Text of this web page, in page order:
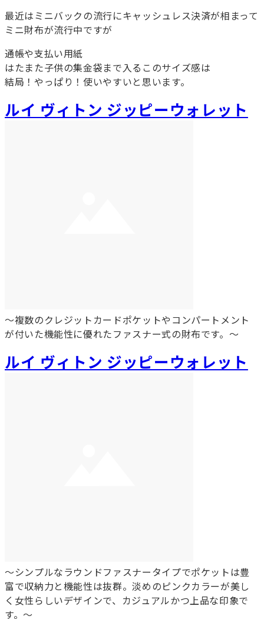
最近はミニバックの流行にキャッシュレス決済が相まって
ミニ財布が流行中ですが
通帳や支払い用紙
はたまた子供の集金袋まで入るこのサイズ感は
結局！やっぱり！使いやすいと思います。
ルイ ヴィトン ジッピーウォレット
～複数のクレジットカードポケットやコンパートメント
が付いた機能性に優れたファスナー式の財布です。～
ルイ ヴィトン ジッピーウォレット
～シンプルなラウンドファスナータイプでポケットは豊
富で収納力と機能性は抜群。淡めのピンクカラーが美し
く女性らしいデザインで、カジュアルかつ上品な印象で
す。～